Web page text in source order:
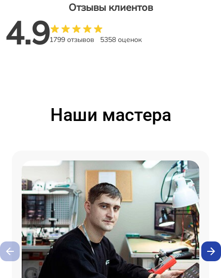
Отзывы клиентов
4.91799 отзывов 5358 оценок
Наши мастера